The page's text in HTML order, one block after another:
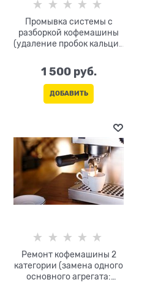
Промывка системы с
разборкой кофемашины
(удаление пробок кальция
1 500 руб.
ДОБАВИТЬ
Ремонт кофемашины 2
категории (замена одного
основного агрегата: